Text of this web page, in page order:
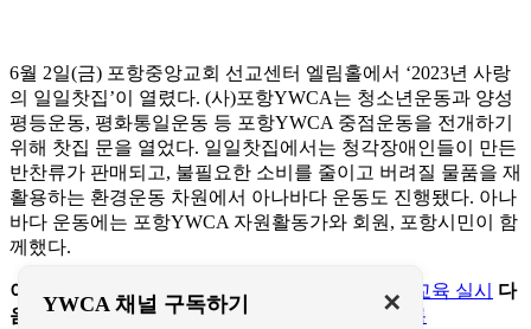
6월 2일(금) 포항중앙교회 선교센터 엘림홀에서 ‘2023년 사랑
의 일일찻집’이 열렸다. (사)포항YWCA는 청소년운동과 양성
평등운동, 평화통일운동 등 포항YWCA 중점운동을 전개하기
위해 찻집 문을 열었다. 일일찻집에서는 청각장애인들이 만든
반찬류가 판매되고, 불필요한 소비를 줄이고 버려질 물품을 재
활용하는 환경운동 차원에서 아나바다 운동도 진행됐다. 아나
바다 운동에는 포항YWCA 자원활동가와 회원, 포항시민이 함
께했다.
이전 글 인형극으로 특성화된 찾아가는 양성평등교육 실시
다
음 글 정전 70년 한반도 평화행동 캠페인 진행
목록
✕
YWCA 채널 구독하기